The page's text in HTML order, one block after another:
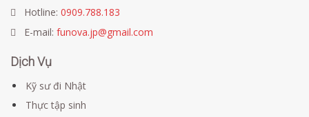
Hotline: 0909.788.183
E-mail: funova.jp@gmail.com
Dịch Vụ
Kỹ sư đi Nhật
Thực tập sinh